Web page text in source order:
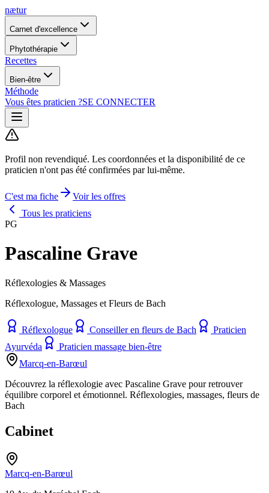
nætur
Carnet d'excellence
Phytothérapie
Recettes
Bien-être
Méthode
Vous êtes praticien ?SE CONNECTER
Profil non revendiqué. Les coordonnées et la disponibilité de ce
praticien n'ont pas été confirmées par lui-même.
C'est ma fiche
Voir les offres
Tous les praticiens
PG
Pascaline Grave
Réflexologies & Massages
Réflexologue, Massages et Fleurs de Bach
Réflexologue Conseiller en fleurs de Bach
Praticien
Ayurvéda
Praticien massage bien-être
Marcq-en-Barœul
Découvrez la réflexologie avec Pascaline Grave pour retrouver
équilibre corporel et émotionnel. Réflexologies, massages, fleurs de
Bach
Cabinet
Marcq-en-Barœul